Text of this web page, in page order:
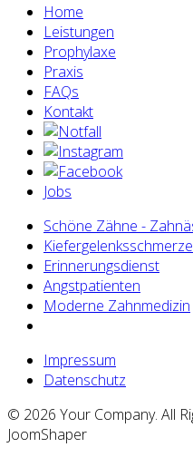
Home
Leistungen
Prophylaxe
Praxis
FAQs
Kontakt
Jobs
Schöne Zähne -
Erinnerungsdienst
Angstpatienten
Moderne Zahnmedizin
Impressum
Datenschutz
© 2026 Your Company. All
JoomShaper